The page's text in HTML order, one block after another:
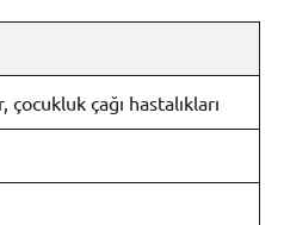
çocukluk çağı hastalıkları